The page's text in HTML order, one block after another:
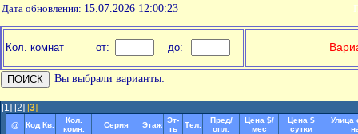
Дата обновления: 15.07.2026 12:00:23
Кол. комнат от: до:
Вы выбрали варианты:
[1] [2] [3]
@ Код Кв.
Кол.
комн.
Серия Этаж
Эт-
ть
Тел.
Пред/
опл.
Цена $/
мес
Цена $
сутки
Улица